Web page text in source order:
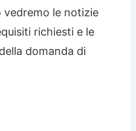
vedremo le notizie
richiesti e le
domanda di